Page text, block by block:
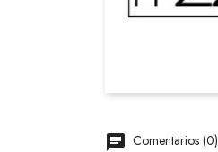
Comentarios (0)